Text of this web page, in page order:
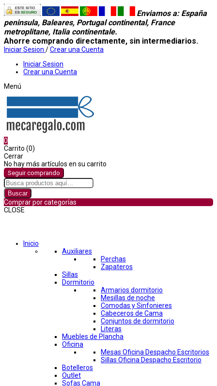
Enviamos a: España
peninsula, Baleares, Portugal continental, France
metroplitane, Italia continentale.
Ahorre comprando directamente, sin intermediarios.
Iniciar Sesion /Crear una Cuenta
Iniciar Sesion
Crear una Cuenta
Menú
0
Carrito (0)
Cerrar
No hay más artículos en su carrito
Seguir comprando
Buscar
Comprar por categorías
CLOSE
Inicio
Auxiliares
Perchas
Zapateros
Sillas
Dormitorio
Armarios dormitorio
Mesillas de noche
Comodas y Sinfonieres
Cabeceros de Cama
Conjuntos de dormitorio
Literas
Muebles de Plancha
Oficina
Mesas Oficina Despacho Escritorios
Sillas Oficina Despacho Escritorio
Botelleros
Outlet
Sofas Cama